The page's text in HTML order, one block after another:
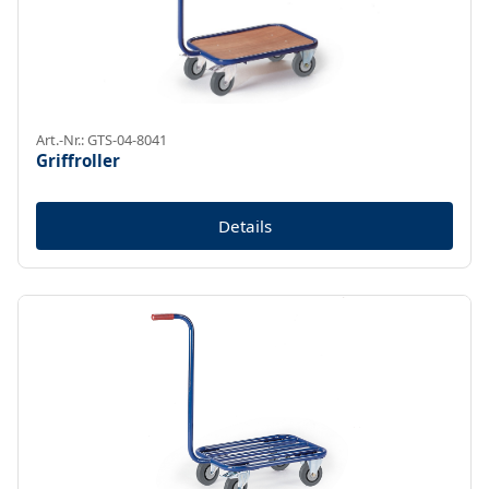
Art.-Nr.: GTS-04-8041
Griffroller
Details